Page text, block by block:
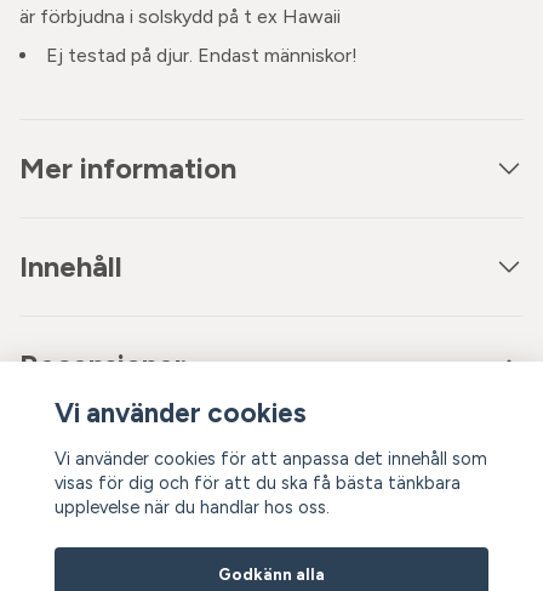
är förbjudna i solskydd på t ex Hawaii
Ej testad på djur. Endast människor!
Mer information
Innehåll
Recensioner
Recensera produkt
Vi använder cookies
Vi använder cookies för att anpassa det innehåll som
visas för dig och för att du ska få bästa tänkbara
upplevelse när du handlar hos oss.
Godkänn alla